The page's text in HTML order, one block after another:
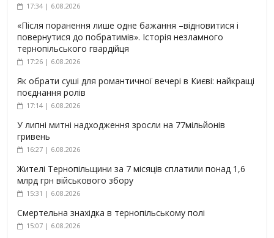
17:34 | 6.08.2026
«Після поранення лише одне бажання –відновитися і
повернутися до побратимів». Історія незламного
тернопільського гвардійця
17:26 | 6.08.2026
Як обрати суші для романтичної вечері в Києві: найкращі
поєднання ролів
17:14 | 6.08.2026
У липні митні надходження зросли на 77мільйонів
гривень
16:27 | 6.08.2026
Жителі Тернопільщини за 7 місяців сплатили понад 1,6
млрд грн військового збору
15:31 | 6.08.2026
Смертельна знахідка в тернопільському полі
15:07 | 6.08.2026